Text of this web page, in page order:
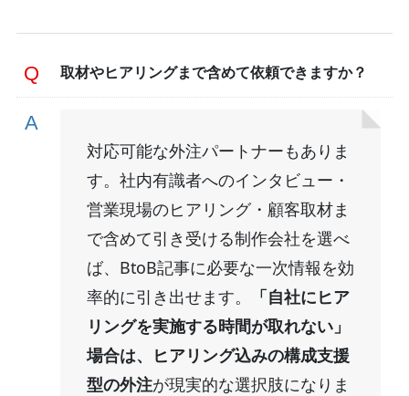
取材やヒアリングまで含めて依頼できますか？
対応可能な外注パートナーもありま
す。社内有識者へのインタビュー・
営業現場のヒアリング・顧客取材ま
で含めて引き受ける制作会社を選べ
ば、BtoB記事に必要な一次情報を効
率的に引き出せます。
「自社にヒア
リングを実施する時間が取れない」
場合は、ヒアリング込みの構成支援
型の外注が現実的な選択肢になりま